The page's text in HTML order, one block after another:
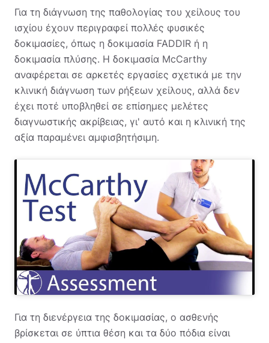
Για τη διάγνωση της παθολογίας του χείλους του
ισχίου έχουν περιγραφεί πολλές φυσικές
δοκιμασίες, όπως η δοκιμασία FADDIR ή η
δοκιμασία πλύσης. Η δοκιμασία McCarthy
αναφέρεται σε αρκετές εργασίες σχετικά με την
κλινική διάγνωση των ρήξεων χείλους, αλλά δεν
έχει ποτέ υποβληθεί σε επίσημες μελέτες
διαγνωστικής ακρίβειας, γι' αυτό και η κλινική της
αξία παραμένει αμφισβητήσιμη.
Για τη διενέργεια της δοκιμασίας, ο ασθενής
βρίσκεται σε ύπτια θέση και τα δύο πόδια είναι